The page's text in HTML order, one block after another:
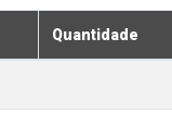
Quantidade